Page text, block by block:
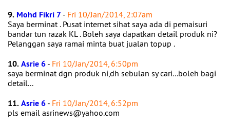
9. Mohd Fikri 7 - Fri 10/Jan/2014, 2:07am
Saya berminat . Pusat internet sihat saya ada di pemaisuri
bandar tun razak KL . Boleh saya dapatkan detail produk ni?
Pelanggan saya ramai minta buat jualan topup .
10.Asrie 6 - Fri 10/Jan/2014, 6:50pm
saya berminat dgn produk ni,dh sebulan sy cari...boleh bagi
detail...
11.Asrie 6 - Fri 10/Jan/2014, 6:52pm
pls email asrinews@yahoo.com